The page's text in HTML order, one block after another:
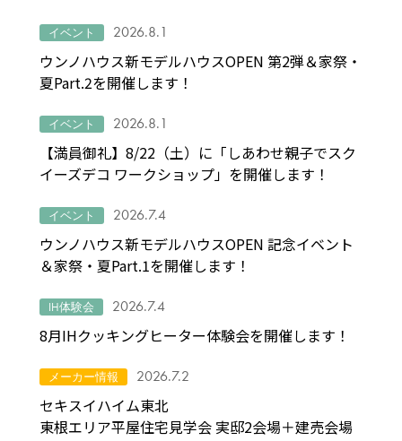
イベント 2026.8.1
ウンノハウス新モデルハウスOPEN 第2弾＆家祭・
夏Part.2を開催します！
イベント 2026.8.1
【満員御礼】8/22（土）に「しあわせ親子でスク
イーズデコ ワークショップ」を開催します！
イベント 2026.7.4
ウンノハウス新モデルハウスOPEN 記念イベント
＆家祭・夏Part.1を開催します！
IH体験会 2026.7.4
8月IHクッキングヒーター体験会を開催します！
メーカー情報 2026.7.2
セキスイハイム東北
東根エリア平屋住宅見学会 実邸2会場＋建売会場